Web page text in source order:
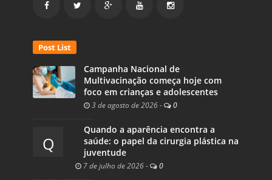
Post List
Campanha Nacional de
Multivacinação começa hoje com
foco em crianças e adolescentes
3 de agosto de 2026 - 0
Q
Quando a aparência encontra a
saúde: o papel da cirurgia plástica na
juventude
7 de julho de 2026 - 0